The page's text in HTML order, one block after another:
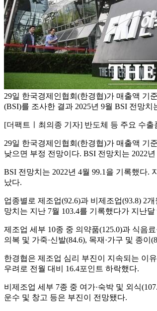
29일 한국경제인협회(한경협)가 매출액 기
(BSI)를 조사한 결과 2025년 9월 BSI 전망치
[더팩트ㅣ최의종 기자] 반도체 등 주요 수
29일 한국경제인협회(한경협)가 매출액 기
낮으면 부정 전망이다. BSI 전망치는 2022
BSI 전망치는 2022년 4월 99.1을 기록했다.
났다.
업종별로 제조업(92.6)과 비제조업(93.8) 2
망치는 지난 7월 103.4를 기록했다가 지난
제조업 세부 10종 중 의약품(125.0)과 식음
의복 및 가죽·신발(84.6), 목재·가구 및 종이
한경협은 제조업 심리 부진이 지속되는 이
우려로 전월 대비 16.4포인트 하락했다.
비제조업 세부 7종 중 여가·숙박 및 외식
운수 및 창고 등은 부진이 전망됐다.